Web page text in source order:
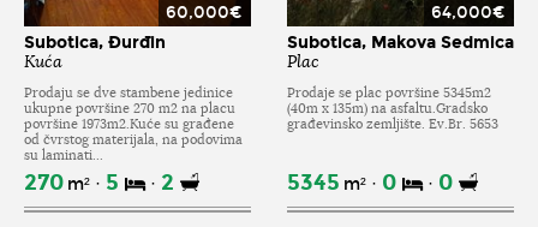
60,000€
Subotica, Đurđin
Kuća
Prodaju se dve stambene jedinice
ukupne površine 270 m2 na placu
površine 1973m2.Kuće su građene
od čvrstog materijala, na podovima
su laminati...
270 m² 5 2
64,000€
Subotica, Makova Sedmica
Plac
Prodaje se plac površine 5345m2
(40m x 135m) na asfaltu.Gradsko
građevinsko zemljište. Ev.Br. 5653
5345 m² 0 0